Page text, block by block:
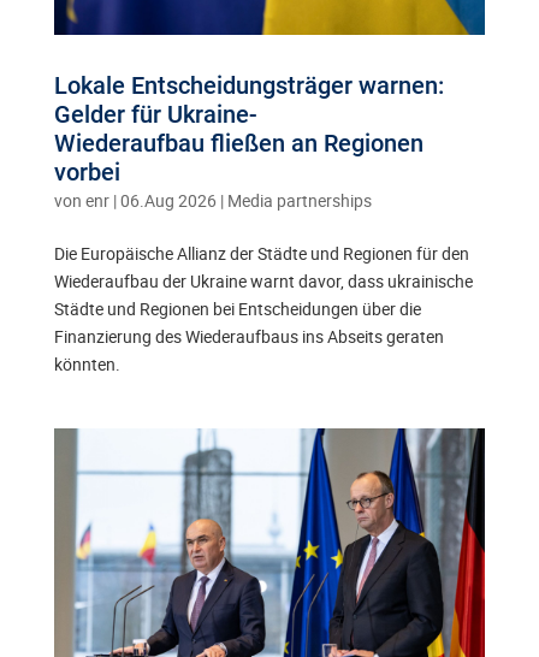
Lokale Entscheidungsträger warnen:
Gelder für Ukraine-
Wiederaufbau fließen an Regionen
vorbei
von enr|06.Aug 2026 | Media partnerships
Die Europäische Allianz der Städte und Regionen für den
Wiederaufbau der Ukraine warnt davor, dass ukrainische
Städte und Regionen bei Entscheidungen über die
Finanzierung des Wiederaufbaus ins Abseits geraten
könnten.